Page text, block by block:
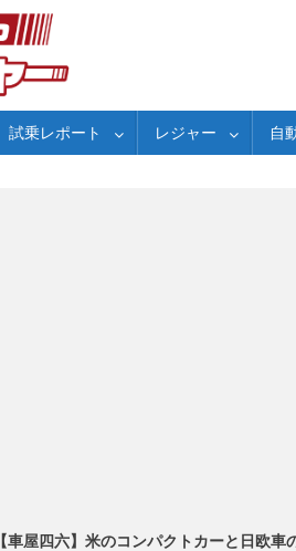
試乗レポート レジャー 自
【車屋四六】米のコンパクトカーと日欧車